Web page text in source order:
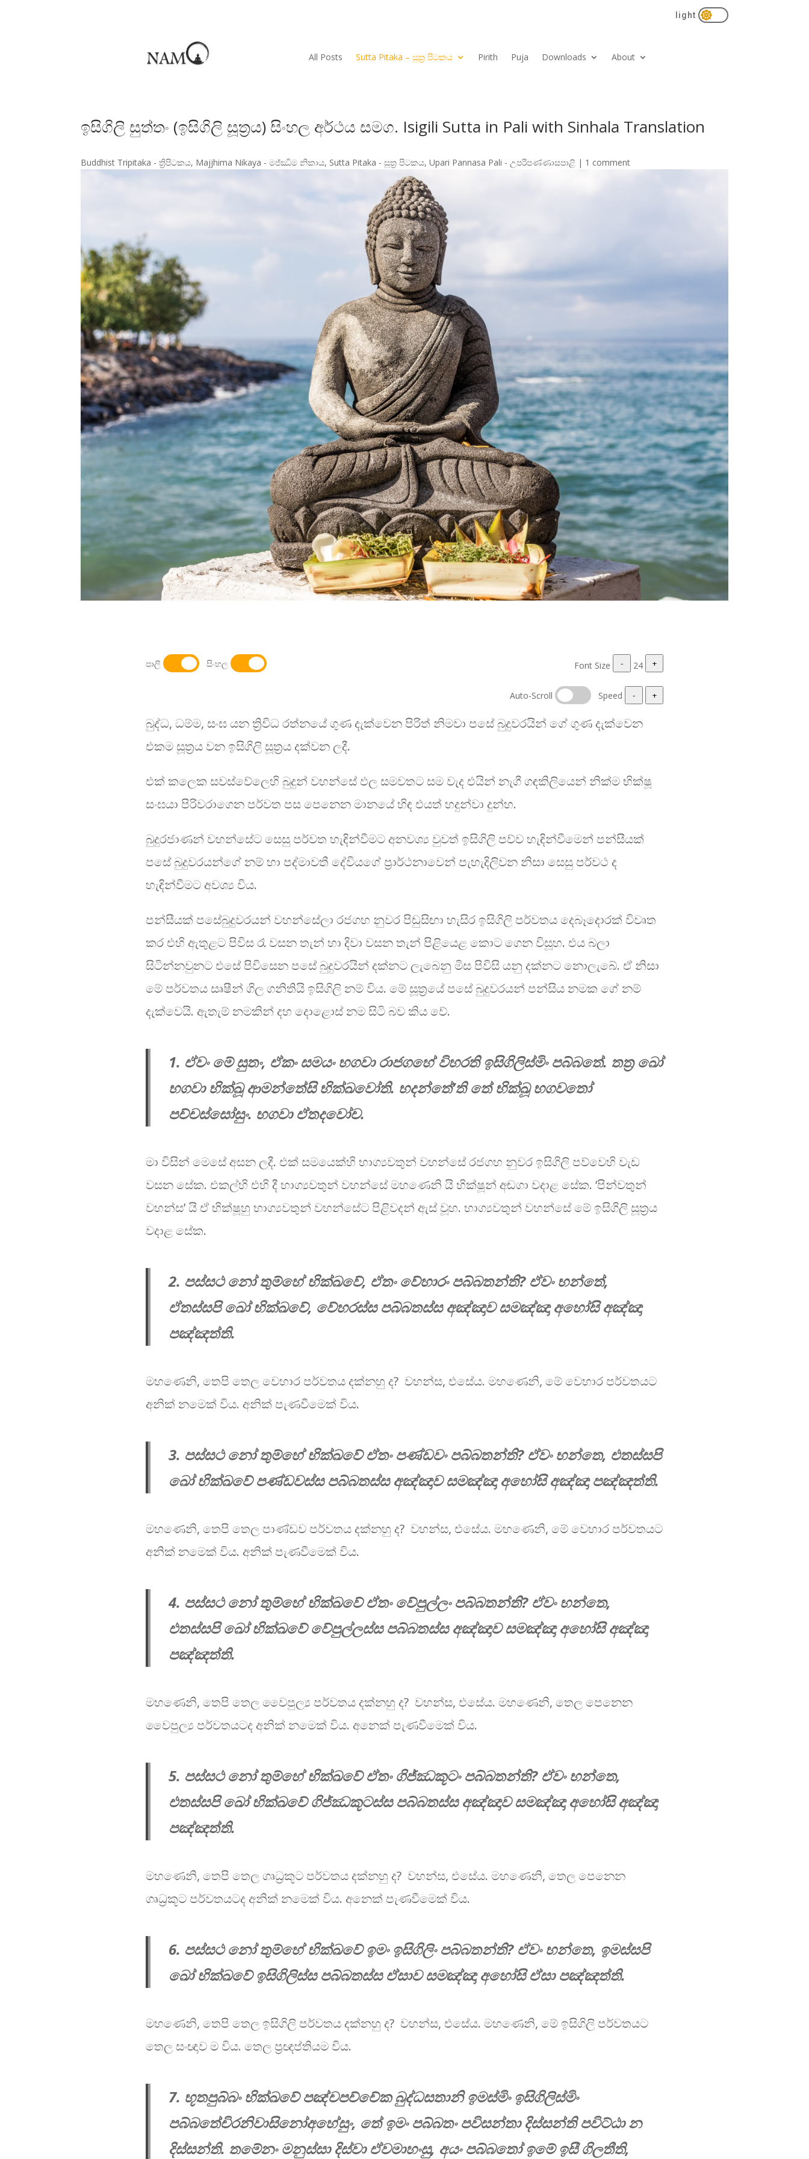

All Posts Sutta Pitaka – සූත්‍ර පිටක​ය Pirith Puja Downloads About
ඉසිගි​ලි සුත්තං (ඉසිගි​ලි සූත්‍රය) සිංහල අර්ථය සමග. Isigili Sutta in Pali with Sinhala Translation
Buddhist Tripitaka - ත්‍රිපිටක​ය, Majjhima Nikaya - මජ්ඣිම නිකා​ය, Sutta Pitaka - සූත්‍ර පිටක​ය,Upari Pannasa Pali - උපරිපණ්ණාසපා​ළි | 1 comment
පාලි සිංහල Font Size - 24 +
Auto-Scroll Speed - +
බුද්ධ, ධම්ම, සංඝ යන ත්‍රිවිධ රත්නයේ ගුණ දැක්වෙන පිරිත් නිමවා පසේ බුදුවරයින් ගේ ගුණ දැක්වෙන
එකම සූත්‍රය වන ඉසිගිලි සූත්‍රය දක්වන ලදී.
එක් කලෙක සවස්වේලෙහි බුදුන් වහන්සේ ඵල සමවතට සම වැද එයින් නැගී ගඳකිලියෙන් නික්ම භික්ෂූ
සංඝයා පිරිවරාගෙන පර්වත පස පෙනෙන මානයේ හිඳ එයත් හදුන්වා දුන්හ.
බුදුරජාණන් වහන්සේට සෙසු පර්ව​ත හැඳින්වීමට අනවශ්‍ය වුවත් ඉසිගිලි පව්ව හැඳින්වීමෙන් පන්සීයක්
පසේ බුදුවරයන්ගේ නම් හා පද්මාවතී දේවියගේ ප්‍රාර්ථනාවෙන් පැහැදිලිවන නිසා සෙසු පර්වථ ද
හැඳින්වීමට අවශ්‍ය විය.
පන්සීයක් පසේබුදුවරයන් වහන්සේලා රජගහ නුවර පිඬුසිඟා හැසිර ඉසිගිලි පර්ව​තය දෙබෑදොරක් විවෘත
කර එහි ඇතුළට පිවිස රෑ වසන තැන් හා දිවා වසන තැන් පිළියෙළ කොට ගෙන විසූහ. එය බලා
සිටින්නවුනට එසේ පිවිසෙන පසේ බුදුවරයින් දක්නට ලැබෙනු මිස පිවිසි යනු දක්නට නොලැබේ. ඒ නිසා
මේ පර්වතය සෘෂීන් ගිල ගනිතියි ඉසිගිලි නම් විය. මේ සූත්‍රයේ පසේ බුදුවරයන් පන්සිය නමක ගේ නම්
දැක්වෙයි. ඇතැම් නමකින් දහ දොළොස් නම සිටි බව කිය වේ.
1. ඒවං මේ සුතං, ඒකං සමයං භගවා රාජගහේ විහරති ඉසිගිලිස්මිං පබ්බතේ. තත්‍ර ඛෝ
භගවා භික්ඛූ ආමන්තේසි භික්ඛවෝති. භදන්තේ’ති තේ භික්ඛූ භගවතෝ
පච්චස්සෝසුං. භගවා ඒතදවෝච.
මා විසින් මෙසේ අසන ලදී. එක් සමයෙක්හි භාග්‍යවතුන් වහන්සේ රජගහ නුවර ඉසිගිලි පව්වෙහි වැඩ
වසන සේක. එකල්​හි එහි දී භාග්‍යවතුන් වහන්සේ මහණෙනි යි භික්ෂූන් අඬගා වදාළ සේක. ‘පින්වතුන්
වහන්ස’ යි ඒ භික්ෂූහු භාග්‍යවතුන් වහන්සේට පිළිවදන් ඇස් වූහ. භාග්‍යවතුන් වහන්සේ මේ ඉසිගිලි සූත්‍රය
වදාළ සේක.
2. පස්සථ නෝ තුම්හේ භික්ඛවේ, ඒතං වේහාරං පබ්බතන්ති? ඒවං භන්තේ,
ඒතස්සපි ඛෝ භික්ඛවේ, වේහර​ස්ස පබ්බතස්ස අඤ්ඤාව සමඤ්ඤා අහෝසි අඤ්ඤා
පඤ්ඤත්ති.
මහණෙනි, තෙපි තෙල වෙහාර පර්වතය දක්නහු ද?​ වහන්ස, එසේය. මහණෙනි, මේ වෙහාර පර්වතයට
අනික් නමෙක් විය. අනික් පැණවීමෙක් විය.
3. පස්සථ නෝ තුම්හේ භික්ඛවේ ඒතං පණ්ඩවං පබ්බතන්ති? ඒවං භන්තෙ, එතස්සපි
ඛෝ භික්ඛවේ පණ්ඩවස්ස පබ්බතස්ස අඤ්ඤාව සමඤ්ඤා අහෝසි අඤ්ඤා පඤ්ඤත්​ති.
මහණෙනි, තෙපි තෙල පාණ්ඩ​ව පර්වතය දක්නහු ද?​ වහන්ස, එසේය. මහණෙනි, මේ වෙහාර පර්වතයට
අනික් නමෙක් විය. අනික් පැණවීමෙක් විය.
4. පස්සථ නෝ තුම්හේ භික්ඛවේ ඒතං වේපුල්ලං පබ්බතන්ති? ඒවං භන්තෙ,
එතස්සපි ඛෝ භික්ඛවේ වේපුල්ලස්ස පබ්බතස්ස අඤ්ඤාව සමඤ්ඤා අහෝසි අඤ්ඤා
පඤ්ඤත්​ති.
මහණෙනි, තෙපි තෙල වෛපුල්‍ය පර්වතය දක්නහු ද?​ වහන්ස, එසේය. මහණෙනි, තෙල පෙනෙන
වෛපුල්‍ය පර්වතයටද අනික් නමෙක් විය. අනෙක් පැණවීමෙක් විය.
5. පස්සථ නෝ තුම්හේ භික්ඛවේ ඒතං ගිජ්ඣකූටං පබ්බතන්ති? ඒවං භන්තෙ,
එතස්සපි ඛෝ භික්ඛවේ ගිජ්ඣකූටස්ස පබ්බතස්ස අඤ්ඤාව සමඤ්ඤා අහෝසි අඤ්ඤා
පඤ්ඤත්​ති.
මහණෙනි, තෙපි තෙල ගෘධ්‍රකූට පර්වතය දක්නහු ද?​ වහන්ස, එසේය. මහණෙනි, තෙල පෙනෙන
ගෘධ්‍රකූට පර්වතයටද අනික් නමෙක් විය. අනෙක් පැණවීමෙක් විය.
6. පස්සථ නෝ තුම්හේ භික්ඛවේ ඉමං ඉසිගිලිං පබ්බතන්ති? ඒවං භන්තෙ, ඉමස්සපි
ඛෝ භික්ඛවේ ඉසිගිලිස්ස පබ්බතස්ස ඒසාව සමඤ්ඤා අහෝසි ඒසා පඤ්ඤත්​ති.
මහණෙනි, තෙපි තෙල ඉසිගිලි පර්වතය දක්නහු ද?​ වහන්ස, එසේය. මහණෙනි, මේ ඉසිගිලි පර්වතයට
තෙල සංඥාව ම විය. තෙල ප්‍රඥප්තියම විය.
7. භූතපුබ්බං භික්ඛවේ පඤ්චපච්චේක බුද්ධසතානි ඉමස්මිං ඉසිගිලිස්මිං
පබ්බතේචිරනිවාසිනෝඅහේසුං, තේ ඉමං පබ්බතං පවිසන්තා දිස්සන්ති පවිට්ඨා න
දිස්සන්ති. තමේනං මනුස්සා දිස්වා ඒවමාහංසු, අයං පබ්බතෝ ඉමේ ඉසී ගිලතීති,